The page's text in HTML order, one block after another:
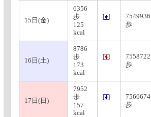
15日(金)
6356
歩
125
kcal
7549936
歩
16日(土)
8786
歩
173
kcal
7558722
歩
17日(日)
7952
歩
157
kcal
7566674
歩